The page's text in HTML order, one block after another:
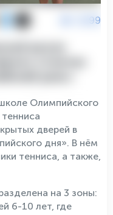
6299
школе
отмечен
день»
Олимпийского
дверей в
дня». В нём
тенниса, а также,
на 3 зоны:
6-10 лет, где